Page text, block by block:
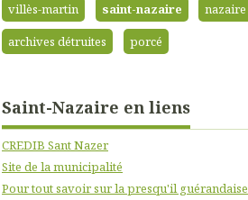
villès-martin
saint-nazaire nazaire
archives détruites
porcé
Saint-Nazaire en liens
CREDIB Sant Nazer
Site de la municipalité
Pour tout savoir sur la presqu'il guérandaise